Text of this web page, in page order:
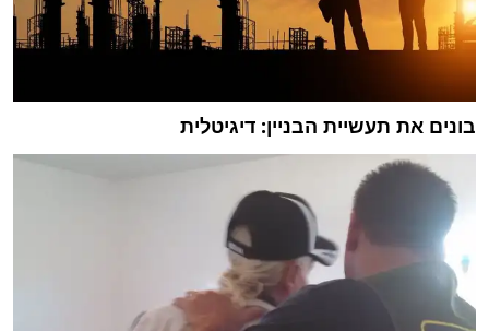
בונים את תעשיית הבניין: דיגיטלית